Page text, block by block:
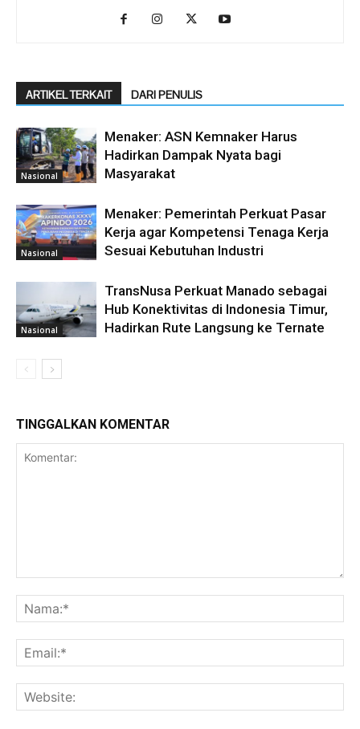
ARTIKEL TERKAIT DARI PENULIS
Nasional
Menaker: ASN Kemnaker Harus
Hadirkan Dampak Nyata bagi
Masyarakat
Nasional
Menaker: Pemerintah Perkuat Pasar
Kerja agar Kompetensi Tenaga Kerja
Sesuai Kebutuhan Industri
Nasional
TransNusa Perkuat Manado sebagai
Hub Konektivitas di Indonesia Timur,
Hadirkan Rute Langsung ke Ternate
TINGGALKAN KOMENTAR